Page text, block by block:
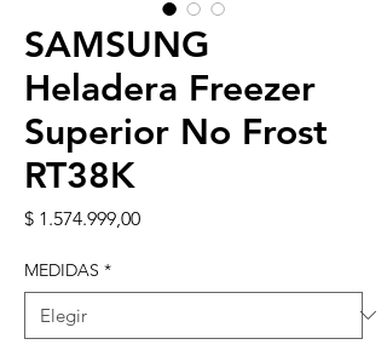
SAMSUNG
Heladera Freezer
Superior No Frost
RT38K
$ 1.574.999,00Precio
MEDIDAS *